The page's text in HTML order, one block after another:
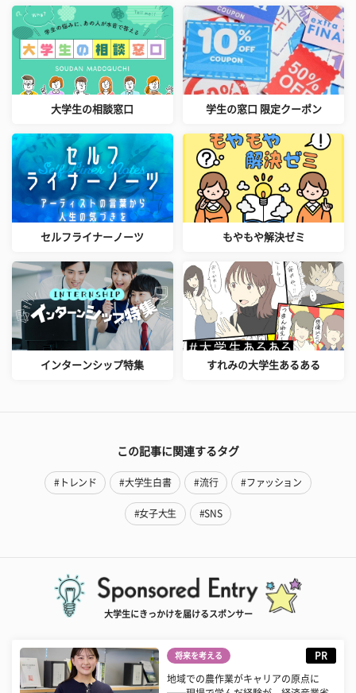
大学生の相談窓口 学生の窓口 限定クーポン
セルフライナーノーツ もやもや解決ゼミ
インターンシップ特集 すれみの大学生あるある
この記事に関連するタグ
#トレンド #大学生白書 #流行 #ファッション
#女子大生 #SNS
大学生にきっかけを届けるスポンサー
将来を考える PR
地域での農作業がキャリアの原点に